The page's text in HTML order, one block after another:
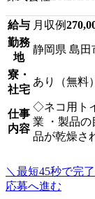
給与 月収例
勤務
地
静岡県 島田
寮・
社宅
あり（無料）
仕事
内容
◇ネコ用ト
業 ・製品の
品が乾燥さ
＼最短45秒で完
応募へ進む